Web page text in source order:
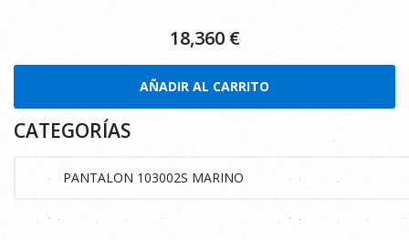
18,360€
AÑADIR AL CARRITO
CATEGORÍAS